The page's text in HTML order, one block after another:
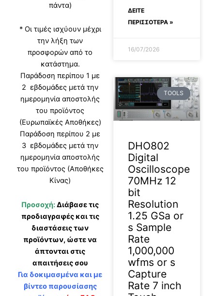
πάντα)
* Οι τιμές ισχύουν μέχρι
την λήξη των
προσφορών από το
κατάστημα.
Παράδοση περίπου 1 με
2 εβδομάδες μετά την
ημερομηνία αποστολής
του προϊόντος
(Ευρωπαϊκές Αποθήκες)
Παράδοση περίπου 2 με
3 εβδομάδες μετά την
ημερομηνία αποστολής
του προϊόντος (Αποθήκες
Κίνας)
Προσοχή:Διάβασε τις
προδιαγραφές και τις
διαστάσεις των
προϊόντων, ώστε να
άπτονται στις
απαιτήσεις σου
Για δοκιμασμένα και με
βίντεο παρουσίασης
ΔΕΊΤΕ
ΠΕΡΙΣΣΟΤΕΡΑ »
16/07/2026
TOOLS
DHO802
Digital
Oscilloscope
70MHz 12
bit
Resolution
1.25 GSa or
s Sample
Rate
1,000,000
wfms or s
Capture
Rate 7 inch